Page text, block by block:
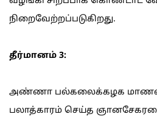
நிறைவேற்றப்படுகிறது.
தீர்மானம் 3:
அண்ணா பல்கலைக்கழக
பலாத்காரம் செய்த